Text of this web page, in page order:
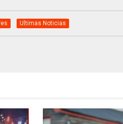
Ultimas Noticias